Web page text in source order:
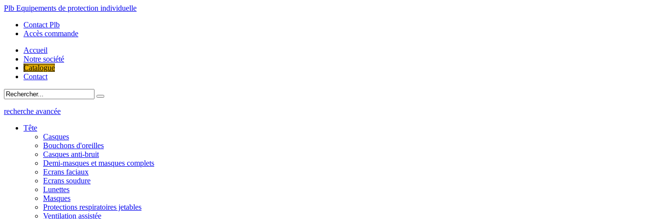
Plb Equipements de protection individuelle
Contact Plb
Accès commande
Accueil
Notre société
Catalogue
Contact
recherche avancée
Tête
Casques
Bouchons d'oreilles
Casques anti-bruit
Demi-masques et masques complets
Ecrans faciaux
Ecrans soudure
Lunettes
Masques
Protections respiratoires jetables
Ventilation assistée